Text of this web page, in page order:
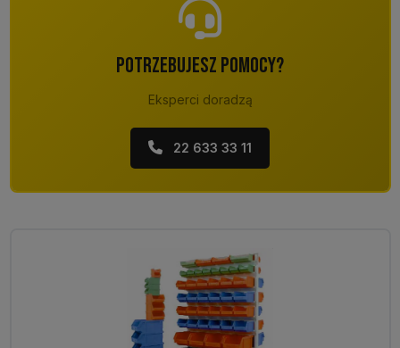
POTRZEBUJESZ POMOCY?
Eksperci doradzą
22 633 33 11